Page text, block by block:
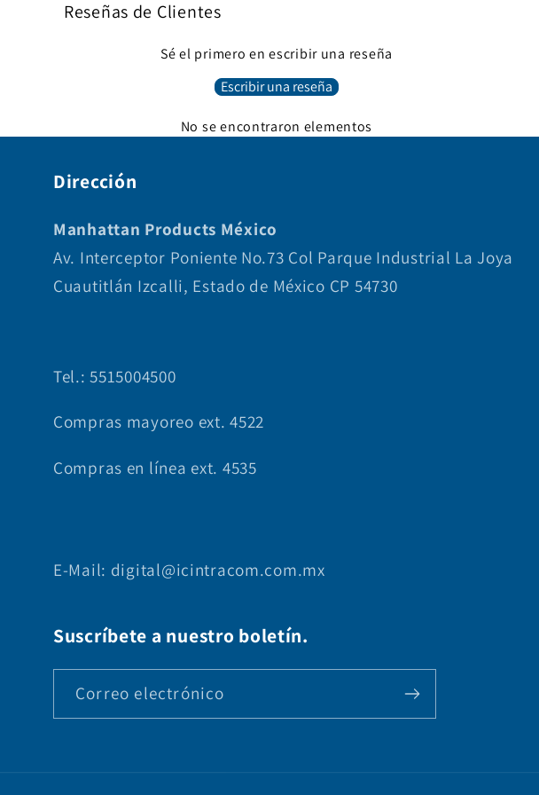
Reseñas de Clientes
Sé el primero en escribir una reseña
Escribir una reseña
No se encontraron elementos
Dirección
Manhattan Products México
Av. Interceptor Poniente No.73 Col Parque Industrial La Joya
Cuautitlán Izcalli, Estado de México CP 54730
Tel.: 5515004500
Compras mayoreo ext. 4522
Compras en línea ext. 4535
E-Mail: digital@icintracom.com.mx
Suscríbete a nuestro boletín.
Correo electrónico